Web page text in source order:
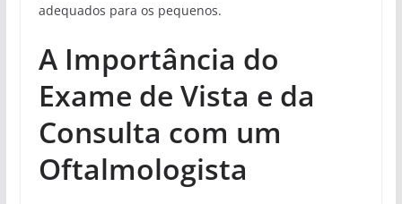
adequados para os pequenos.
A Importância do
Exame de Vista e da
Consulta com um
Oftalmologista